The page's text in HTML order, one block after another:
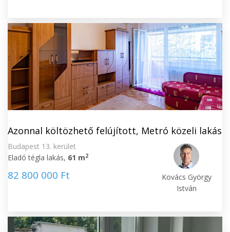
Azonnal költözhető felújított, Metró közeli lakás
Budapest 13. kerület
Eladó tégla lakás, 61 m2
82 800 000 Ft
Kovács György
István